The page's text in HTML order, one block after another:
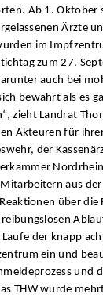
Ab 1. Oktober
Ärzte
im
zum 27.
auch bei
bewährt als es
zieht Landrat
Akteuren für
der
aus
über
der knapp
ein und
und
THW wurde